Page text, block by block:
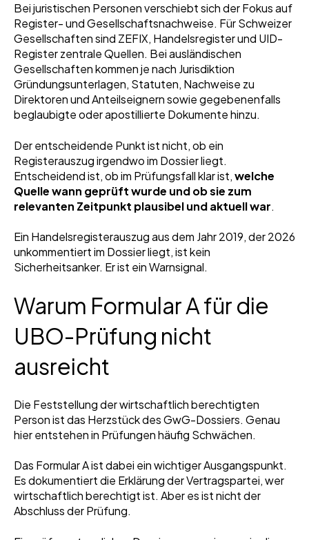
Bei juristischen Personen verschiebt sich der Fokus auf
Register- und Gesellschaftsnachweise. Für Schweizer
Gesellschaften sind ZEFIX, Handelsregister und UID-
Register zentrale Quellen. Bei ausländischen
Gesellschaften kommen je nach Jurisdiktion
Gründungsunterlagen, Statuten, Nachweise zu
Direktoren und Anteilseignern sowie gegebenenfalls
beglaubigte oder apostillierte Dokumente hinzu.
Der entscheidende Punkt ist nicht, ob ein
Registerauszug irgendwo im Dossier liegt.
Entscheidend ist, ob im Prüfungsfall klar ist,welche
Quelle wann geprüft wurde und ob sie zum
relevanten Zeitpunkt plausibel und aktuell war.
Ein Handelsregisterauszug aus dem Jahr 2019, der 2026
unkommentiert im Dossier liegt, ist kein
Sicherheitsanker. Er ist ein Warnsignal.
Warum Formular A für die
UBO-Prüfung nicht
ausreicht
Die Feststellung der wirtschaftlich berechtigten
Person ist das Herzstück des GwG-Dossiers. Genau
hier entstehen in Prüfungen häufig Schwächen.
Das Formular A ist dabei ein wichtiger Ausgangspunkt.
Es dokumentiert die Erklärung der Vertragspartei, wer
wirtschaftlich berechtigt ist. Aber es ist nicht der
Abschluss der Prüfung.